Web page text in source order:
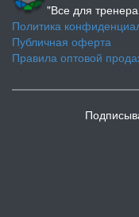
"Все для
Политика
Публичная оферта
Правила оптовой